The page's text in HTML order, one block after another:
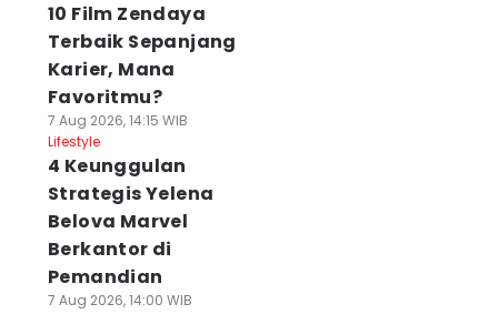
10 Film Zendaya
Terbaik Sepanjang
Karier, Mana
Favoritmu?
7 Aug 2026, 14:15 WIB
Lifestyle
4 Keunggulan
Strategis Yelena
Belova Marvel
Berkantor di
Pemandian
7 Aug 2026, 14:00 WIB